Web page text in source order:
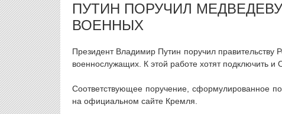
ПУТИН ПОРУЧИЛ
ВОЕННЫХ
Президент Владимир Путин поручил правительству
военнослужащих. К этой работе хотят подключить и
Соответствующее поручение, сформулированное
на официальном сайте Кремля.